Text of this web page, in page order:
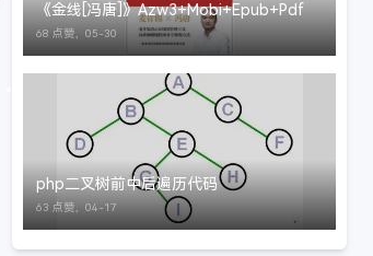
《金线[冯唐]》Azw3+Mobi+Epub+Pdf
68 点赞， 05-30
php二叉树前中后遍历代码
63 点赞， 04-17